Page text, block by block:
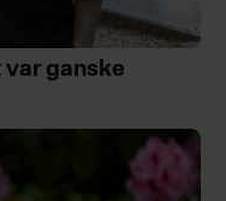
var ganske